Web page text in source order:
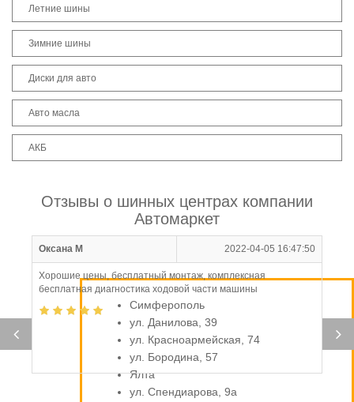
Летние шины
Зимние шины
Диски для авто
Авто масла
АКБ
Отзывы о шинных центрах компании
Автомаркет
Оксана М 2022-04-05 16:47:50
Хорошие цены, бесплатный монтаж, комплексная
бесплатная диагностика ходовой части машины
Симферополь
ул. Данилова, 39
ул. Красноармейская, 74
ул. Бородина, 57
Ялта
ул. Спендиарова, 9а